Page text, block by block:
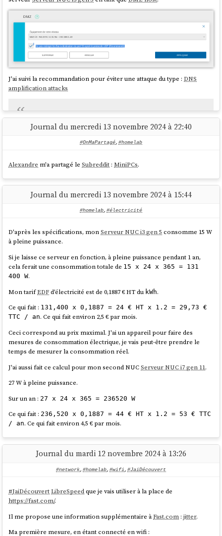
J'ai suivi la recommandation pour éviter une attaque du type :DNS
amplification attacks
DNS amplification attacks involves an attacker sending a
DNS name lookup request to one or more public DNS
the source IP address of the targeted
Avec cette configuration, je peux accéder en ssh au
/etc/ssh/sshd_config.d/sklein.conf
Protocol 2
PasswordAuthentication no
AuthenticationMethods publickey
KbdInteractiveAuthentication no
X11Forwarding no
J'ai ensuite configuré lefirewallbasé sur nftablespour mettre en
place quelques règles de sécurité et mettre en place de redirection de
port du serveur hôte Proxmoxvers le port80de la VM
commence par activer nftables
root@nuci3:~# systemctl enable nftables
Voici ma configuration/etc/nftables.conf, je me suis fortement
https://wiki.archlinux.org/title/Nftables#Server
# cat <<'EOF' > /etc/nftables.conf
flush ruleset;
# Configuration from
Journal du mercredi 13 novembre 2024 à 22:40
#OnMaPartagé, #homelab
Alexandre m'a partagé leSubreddit :MiniPCs.
Journal du mercredi 13 novembre 2024 à 15:44
#homelab, #électricité
D'après les spécifications, monServeur NUC i3 gen 5consomme 15 W
à pleine puissance.
Si je laisse ce serveur en fonction, à pleine puissance pendant 1 an,
cela ferait une consommation totale de 15 x 24 x 365 = 131
400 W.
Mon tarifEDFd'électricité est de 0,1887 € HT du kWh.
Ce qui fait : 131,400 x 0,1887 = 24 € HT x 1.2 = 29,73 €
TTC / an. Ce qui fait environ 2,5 € par mois.
Ceci correspond au prix maximal. J'ai un appareil pour faire des
mesures de consommation électrique, je vais peut-être prendre le
temps de mesurer la consommation réel.
J'ai aussi fait ce calcul pour mon second NUCServeur NUC i7 gen 11.
27 W à pleine puissance.
Sur un an : 27 x 24 x 365 = 236520 W
Ce qui fait : 236,520 x 0,1887 = 44 € HT x 1.2 = 53 € TTC
/ an. Ce qui fait environ 4,5 € par mois.
Journal du mardi 12 novembre 2024 à 13:26
#network, #homelab, #wifi, #JaiDécouvert
#JaiDécouvert LibreSpeedque je vais utiliser à la place de
https://fast.com/.
Il me propose une information supplémentaire àFast.com :jitter.
Ma première mesure, en étant connecté en wifi :